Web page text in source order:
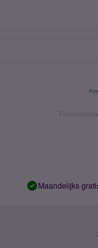
Maandelijks